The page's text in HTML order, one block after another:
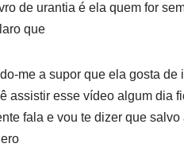
de urantia é ela quem for
que
me a supor que ela gosta
assistir esse vídeo algum dia
fala e vou te dizer que